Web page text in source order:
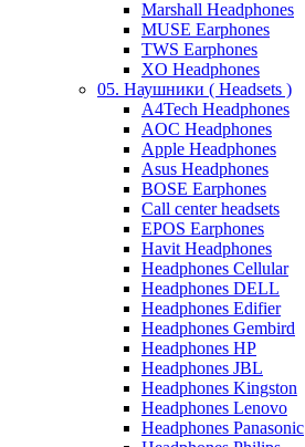
Marshall Headphones
MUSE Earphones
TWS Earphones
XO Headphones
05. Наушники ( Headsets )
A4Tech Headphones
AOC Headphones
Apple Headphones
Asus Headphones
BOSE Earphones
Call center headsets
EPOS Earphones
Havit Headphones
Headphones Cellular
Headphones DELL
Headphones Edifier
Headphones Gembird
Headphones HP
Headphones JBL
Headphones Kingston
Headphones Lenovo
Headphones Panasonic